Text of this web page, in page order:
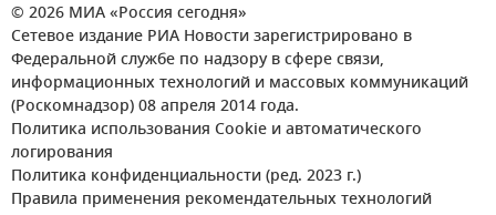
© 2026 МИА «Россия сегодня»
Сетевое издание РИА Новости зарегистрировано в
Федеральной службе по надзору в сфере связи,
информационных технологий и массовых коммуникаций
(Роскомнадзор) 08 апреля 2014 года.
Политика использования Cookie и автоматического
логирования
Политика конфиденциальности (ред. 2023 г.)
Правила применения рекомендательных технологий